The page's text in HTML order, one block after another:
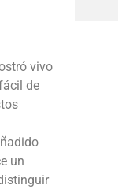
vivo
de
un